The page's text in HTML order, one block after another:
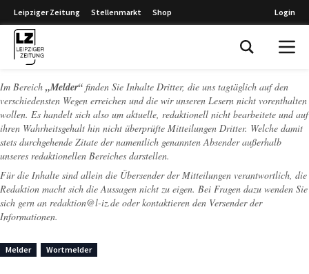
Leipziger Zeitung Stellenmarkt Shop Login
Im Bereich „Melder“ finden Sie Inhalte Dritter, die uns tagtäglich auf den
verschiedensten Wegen erreichen und die wir unseren Lesern nicht vorenthalten
wollen. Es handelt sich also um aktuelle, redaktionell nicht bearbeitete und auf
ihren Wahrheitsgehalt hin nicht überprüfte Mitteilungen Dritter. Welche damit
stets durchgehende Zitate der namentlich genannten Absender außerhalb
unseres redaktionellen Bereiches darstellen.
Für die Inhalte sind allein die Übersender der Mitteilungen verantwortlich, die
Redaktion macht sich die Aussagen nicht zu eigen. Bei Fragen dazu wenden Sie
sich gern an redaktion@l-iz.de oder kontaktieren den Versender der
Informationen.
Melder Wortmelder